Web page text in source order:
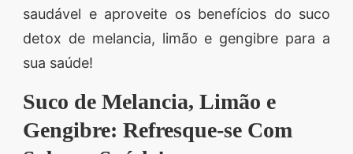
saudável e aproveite os benefícios do suco
detox de melancia, limão e gengibre para a
sua saúde!
Suco de Melancia, Limão e
Gengibre: Refresque-se Com